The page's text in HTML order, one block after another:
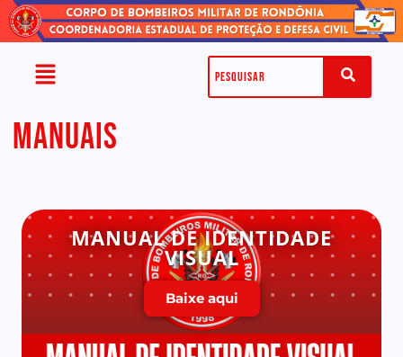
MANUAIS
MANUAL DE IDENTIDADE
VISUAL
Baixe aqui